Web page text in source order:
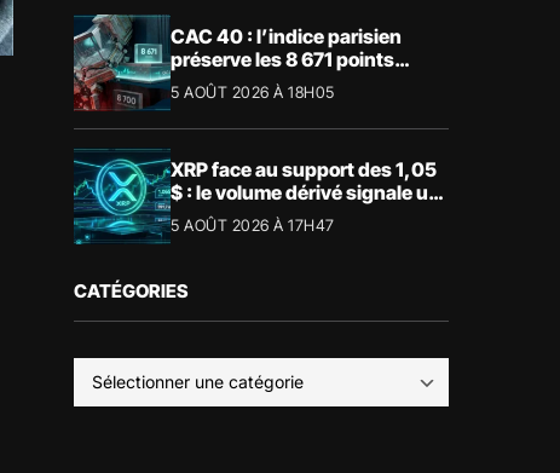
CAC 40 : l’indice parisien
préserve les 8 671 points
malgré le recul du luxe
5 AOÛT 2026 À 18H05
XRP face au support des 1,05
$ : le volume dérivé signale un
risque de volatilité
5 AOÛT 2026 À 17H47
CATÉGORIES